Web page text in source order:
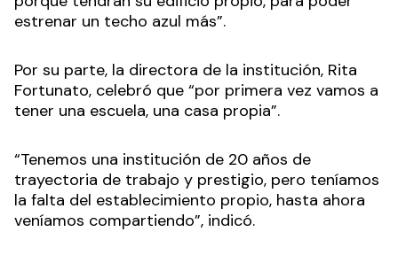
estrenar un techo azul más”.
Por su parte, la directora de la institución, Rita
Fortunato, celebró que “por primera vez vamos a
tener una escuela, una casa propia”.
“Tenemos una institución de 20 años de
trayectoria de trabajo y prestigio, pero teníamos
la falta del establecimiento propio, hasta ahora
veníamos compartiendo”, indicó.